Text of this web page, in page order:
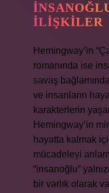
İLIŞKILER
Hemingway’in
romanında ise
savaş
ve insanların
karakterlerin
Hemingway’in
hayatta kalmak
mücadeleyi
“insanoğlu”
bir varlık olarak